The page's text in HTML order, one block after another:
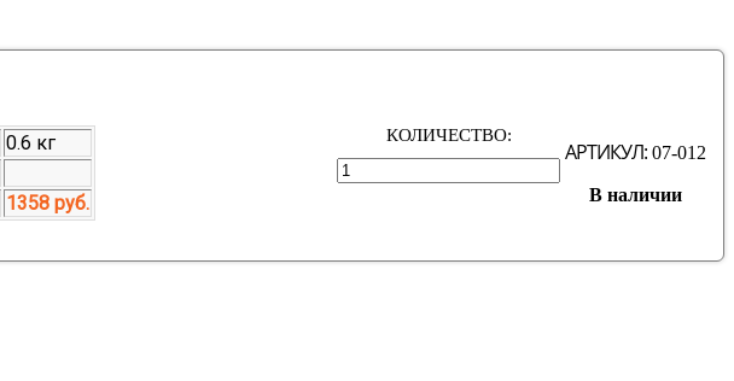
АРТИКУЛ: 07-012
В наличии
КОЛИЧЕСТВО:
0.6 кг
1358 руб.